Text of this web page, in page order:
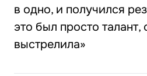
в одно, и получился
это был просто
выстрелила»